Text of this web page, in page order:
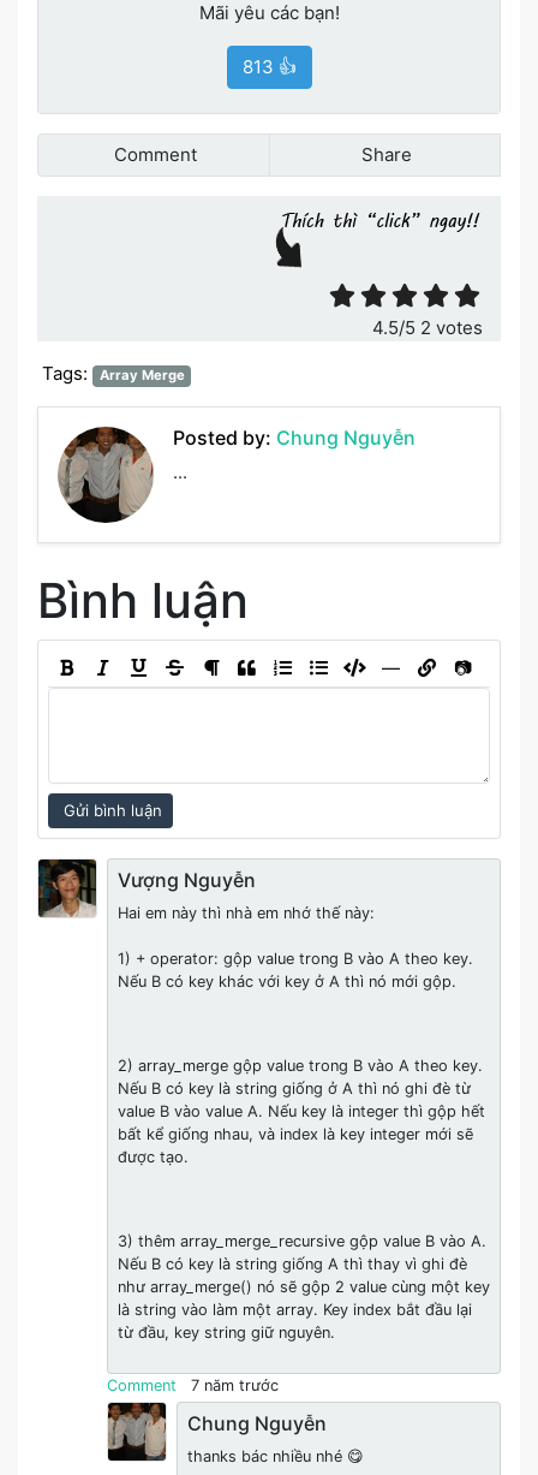
Mãi yêu các bạn!
813 👍
Comment Share
Đánh giá bài viết
4.5/5 2 votes
Tags:
Array Merge
Posted by: Chung Nguyễn
...
Bình luận
― 📷
Gửi bình luận
Vượng Nguyễn
Hai em này thì nhà em nhớ thế này:
1) + operator: gộp value trong B vào A theo key.
Nếu B có key khác với key ở A thì nó mới gộp.
2) array_merge gộp value trong B vào A theo key.
Nếu B có key là string giống ở A thì nó ghi đè từ
value B vào value A. Nếu key là integer thì gộp hết
bất kể giống nhau, và index là key integer mới sẽ
được tạo.
3) thêm array_merge_recursive gộp value B vào A.
Nếu B có key là string giống A thì thay vì ghi đè
như array_merge() nó sẽ gộp 2 value cùng một key
là string vào làm một array. Key index bắt đầu lại
từ đầu, key string giữ nguyên.
Comment 7 năm trước
Chung Nguyễn
thanks bác nhiều nhé 😋